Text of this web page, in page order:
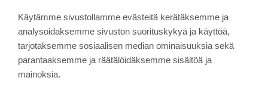
päättynyt 11.9.2023.
About the site
Käyttöehdot
Käytämme sivustollamme evästeitä kerätäksemme ja
analysoidaksemme sivuston suorituskykyä ja käyttöä,
tarjotaksemme sosiaalisen median ominaisuuksia sekä
parantaaksemme ja räätälöidäksemme sisältöä ja
mainoksia.